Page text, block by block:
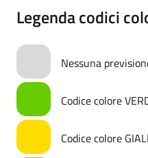
Legenda codici
Nessuna
Codice colore
Codice colore